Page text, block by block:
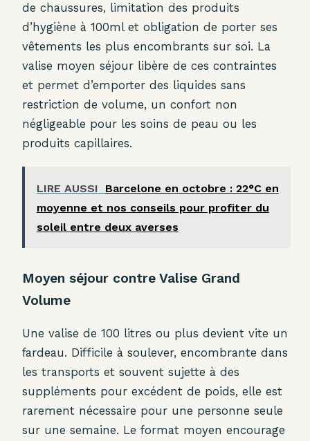
de chaussures, limitation des produits
d’hygiène à 100ml et obligation de porter ses
vêtements les plus encombrants sur soi. La
valise moyen séjour libère de ces contraintes
et permet d’emporter des liquides sans
restriction de volume, un confort non
négligeable pour les soins de peau ou les
produits capillaires.
LIRE AUSSI
Barcelone en octobre : 22°C en
moyenne et nos conseils pour profiter du
soleil entre deux averses
Moyen séjour contre Valise Grand
Volume
Une valise de 100 litres ou plus devient vite un
fardeau. Difficile à soulever, encombrante dans
les transports et souvent sujette à des
suppléments pour excédent de poids, elle est
rarement nécessaire pour une personne seule
sur une semaine. Le format moyen encourage